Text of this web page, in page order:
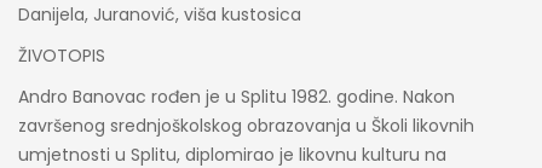
Danijela, Juranović, viša kustosica
ŽIVOTOPIS
Andro Banovac rođen je u Splitu 1982. godine. Nakon
završenog srednjoškolskog obrazovanja u Školi likovnih
umjetnosti u Splitu, diplomirao je likovnu kulturu na